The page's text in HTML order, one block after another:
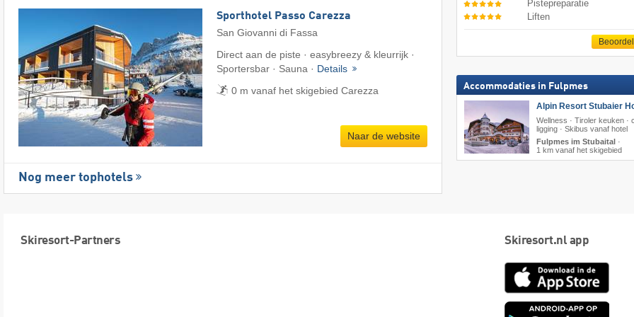
Sporthotel Passo Carezza
San Giovanni di Fassa
Direct aan de piste · easybreezy & kleurrijk ·
Sportersbar · Sauna · Details
0 m vanaf het skigebied Carezza
Naar de website
Nog meer tophotels
Pistepreparatie
Liften
Accommodaties in Fulpmes
Alpin Resort Stubaier
Wellness · Tiroler keuken ·
ligging · Skibus vanaf hotel
Fulpmes im Stubaital·
1 km vanaf het skigebied
Skiresort-Partners Skiresort.nl app
App